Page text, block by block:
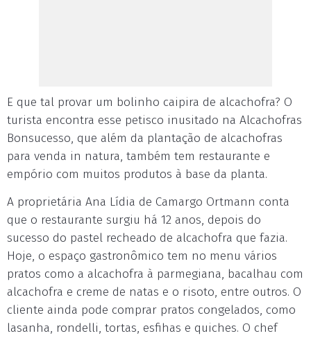
E que tal provar um bolinho caipira de alcachofra? O
turista encontra esse petisco inusitado na Alcachofras
Bonsucesso, que além da plantação de alcachofras
para venda in natura, também tem restaurante e
empório com muitos produtos à base da planta.
A proprietária Ana Lídia de Camargo Ortmann conta
que o restaurante surgiu há 12 anos, depois do
sucesso do pastel recheado de alcachofra que fazia.
Hoje, o espaço gastronômico tem no menu vários
pratos como a alcachofra à parmegiana, bacalhau com
alcachofra e creme de natas e o risoto, entre outros. O
cliente ainda pode comprar pratos congelados, como
lasanha, rondelli, tortas, esfihas e quiches. O chef